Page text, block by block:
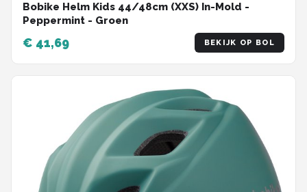
Bobike Helm Kids 44/48cm (XXS) In-Mold -
Peppermint - Groen
€ 41,69 BEKIJK OP BOL